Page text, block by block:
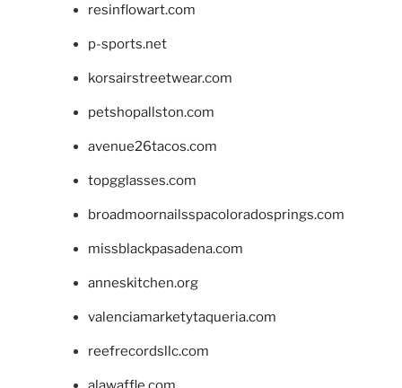
resinflowart.com
p-sports.net
korsairstreetwear.com
petshopallston.com
avenue26tacos.com
topgglasses.com
broadmoornailsspacoloradosprings.com
missblackpasadena.com
anneskitchen.org
valenciamarketytaqueria.com
reefrecordsllc.com